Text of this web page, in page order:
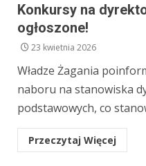
Konkursy na
ogłoszone!
23 kwietnia 2026
Władze Żagania
naboru na stanowiska
podstawowych, co
Przeczytaj Więcej